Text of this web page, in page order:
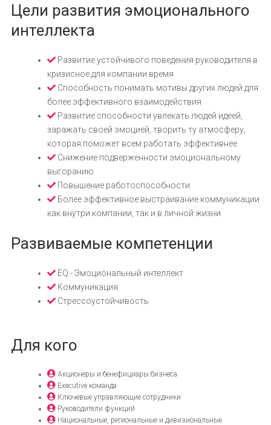
Цели развития эмоционального
интеллекта
Развитие устойчивого поведения руководителя в
кризисное для компании время
Способность понимать мотивы других людей для
более эффективного взаимодействия
Развитие способности увлекать людей идеей,
заражать своей эмоцией, творить ту атмосферу,
которая поможет всем работать эффективнее
Снижение подверженности эмоциональному
выгоранию
Повышение работоспособности
Более эффективное выстраивание коммуникации
как внутри компании, так и в личной жизни
Развиваемые компетенции
EQ - Эмоциональный интеллект
Коммуникация
Стрессоустойчивость
Для кого
Акционеры и бенефициары бизнеса
Executive команда
Ключевые управляющие сотрудники
Руководители функций
Национальные, региональные и дивизиональные